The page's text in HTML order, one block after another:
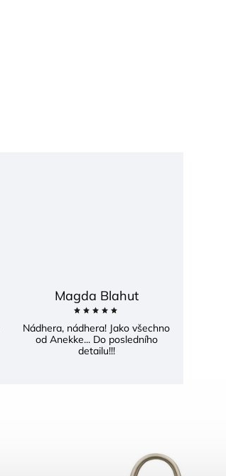
Magda Blahut
Nádhera, nádhera! Jako všechno
od Anekke... Do posledního
detailu!!!